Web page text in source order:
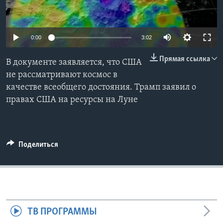
Learning English
Языки
0:00 3:02
Прямая ссылка
В документе заявляется, что США
не рассматривают космос в
качестве всеобщего достояния. Трамп заявил о
правах США на ресурсы на Луне
Поделиться
ТВ ПРОГРАММЫ